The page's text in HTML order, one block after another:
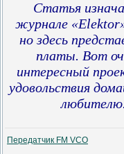
Статья
журнале
но здесь
платы. Вот
интересный
удовольствия
любителю.
Передатчик FM VCO